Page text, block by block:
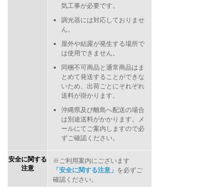
気工事が必要です。
調光器には対応しておりませ
ん。
屋外や結露が発生する場所で
は使用できません。
同梱不可商品と通常商品はま
とめて発送することができな
いため、出荷ごとにそれぞれ
送料が掛かります。
沖縄県及び離島へ配送の場合
は別途送料がかかります。メ
ールにてご案内しますので必
ずご確認ください。
安全に関する
注意
※ご利用案内にございます
「安全に関する注意」 を必ずご
確認ください。